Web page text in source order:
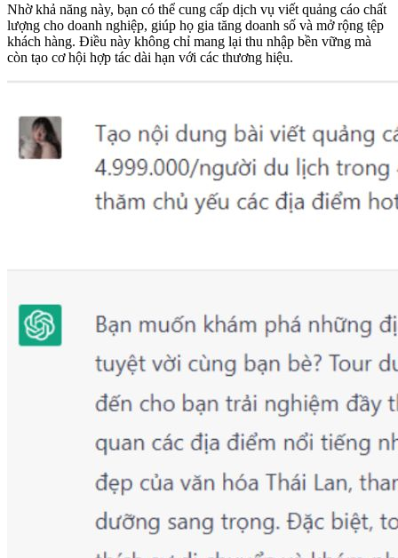
Nhờ khả năng này, bạn có thể cung cấp dịch vụ viết quảng cáo chất
lượng cho doanh nghiệp, giúp họ gia tăng doanh số và mở rộng tệp
khách hàng. Điều này không chỉ mang lại thu nhập bền vững mà
còn tạo cơ hội hợp tác dài hạn với các thương hiệu.